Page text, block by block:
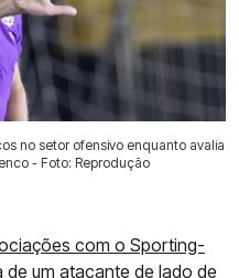
no setor ofensivo enquanto avalia
- Foto: Reprodução
com o Sporting-
de um atacante de lado de